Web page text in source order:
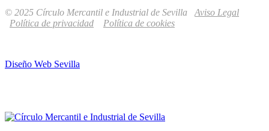
© 2025 Círculo Mercantil e Industrial de Sevilla Aviso Legal
Política de privacidad
Política de cookies
Diseño Web Sevilla